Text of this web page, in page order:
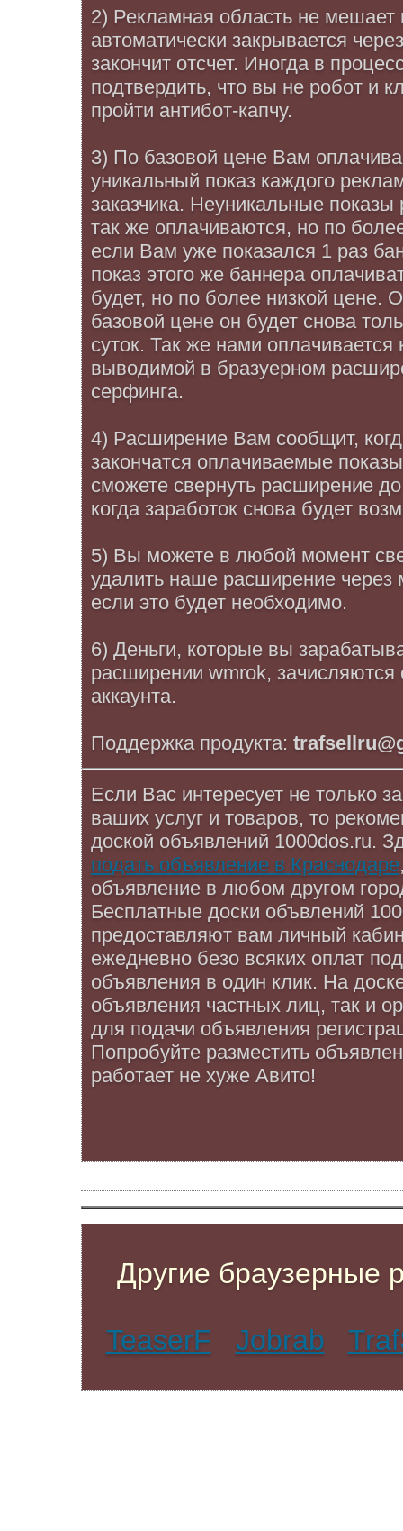
2) Рекламная область не мешает
автоматически закрывается
закончит отсчет. Иногда в
подтвердить, что вы не робот и
пройти антибот-капчу.
3) По базовой цене Вам
уникальный показ каждого
заказчика. Неуникальные
так же оплачиваются, но по
если Вам уже показался 1 раз
показ этого же баннера
будет, но по более низкой цене.
базовой цене он будет снова
суток. Так же нами оплачивается
выводимой в бразуерном
серфинга.
4) Расширение Вам сообщит,
закончатся оплачиваемые
сможете свернуть расширение
когда заработок снова будет
5) Вы можете в любой момент
удалить наше расширение
если это будет необходимо.
6) Деньги, которые вы
расширении wmrok, зачисляются
аккаунта.
Поддержка продукта:
Если Вас интересует не только
ваших услуг и товаров, то
доской объявлений 1000dos.ru.
подать объявление в Краснодаре
объявление в любом другом
Бесплатные доски объвлений
предоставляют вам личный
ежедневно безо всяких оплат
объявления в один клик. На
объявления частных лиц, так и
для подачи объявления
Попробуйте разместить
работает не хуже Авито!
Другие браузерные
TeaserF Jobrab